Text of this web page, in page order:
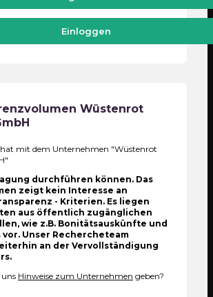
Einloggen
Wüstenrot
hat mit dem Unternehmen "Wüstenrot
durchführen können. Das
zeigt kein Interesse an
- Kriterien. Es liegen
aus öffentlich zugänglichen
wie z.B. Bonitätsauskünfte und
vor. Unser Rechercheteam
an der Vervollständigung
Hinweise zum Unternehmen geben?